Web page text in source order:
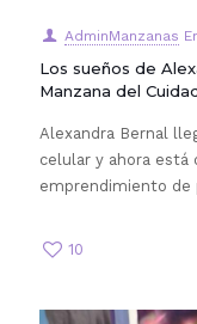
AdminManzanas
Los sueños de
Manzana del
Alexandra Bernal
celular y ahora está
emprendimiento de
10